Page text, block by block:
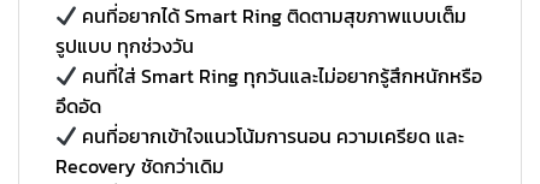
คนที่อยากได้ Smart Ring ติดตามสุขภาพแบบเต็ม
รูปแบบ ทุกช่วงวัน
คนที่ใส่ Smart Ring ทุกวันและไม่อยากรู้สึกหนักหรือ
อึดอัด
คนที่อยากเข้าใจแนวโน้มการนอน ความเครียด และ
Recovery ชัดกว่าเดิม